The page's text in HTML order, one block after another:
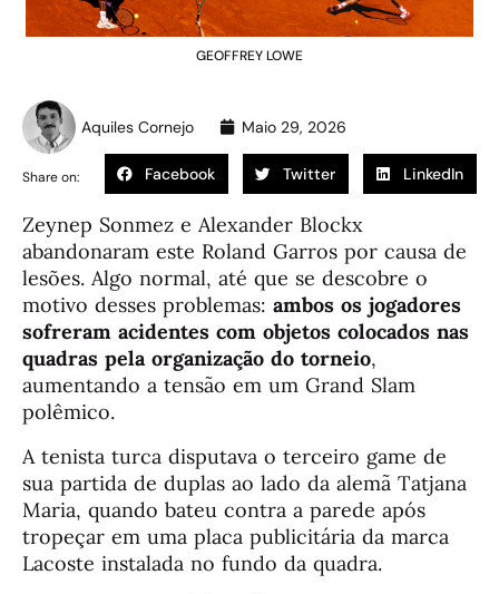
GEOFFREY LOWE
Aquiles Cornejo Maio 29, 2026
Share on: Facebook Twitter LinkedIn
Zeynep Sonmez e Alexander Blockx
abandonaram este Roland Garros por causa de
lesões. Algo normal, até que se descobre o
motivo desses problemas: ambos os jogadores
sofreram acidentes com objetos colocados nas
quadras pela organização do torneio,
aumentando a tensão em um Grand Slam
polêmico.
A tenista turca disputava o terceiro game de
sua partida de duplas ao lado da alemã Tatjana
Maria, quando bateu contra a parede após
tropeçar em uma placa publicitária da marca
Lacoste instalada no fundo da quadra.